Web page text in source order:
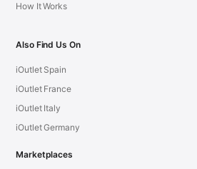
How It Works
Also Find Us On
iOutlet Spain
iOutlet France
iOutlet Italy
iOutlet Germany
Marketplaces